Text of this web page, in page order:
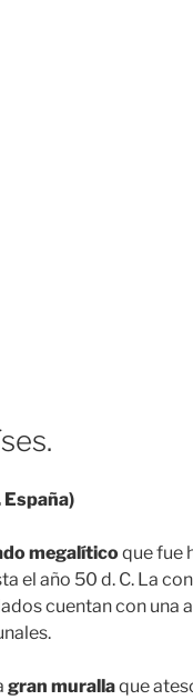
España)
megalíticoque fue
el año 50 d. C. La
cuentan con una
gran murallaque